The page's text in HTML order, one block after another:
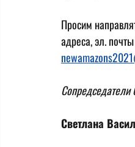
Просим
адреса, эл.
Сопредседатели
Светлана